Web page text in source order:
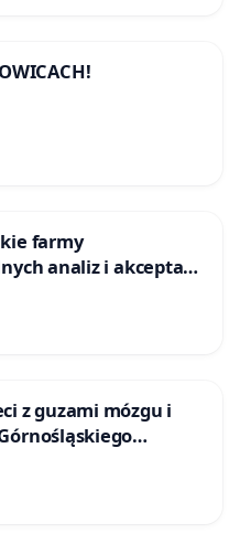
farmy
analiz i akceptacji
z guzami mózgu i
w Katowicach